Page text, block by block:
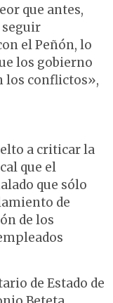
que antes,
seguir
el Peñón, lo
los gobierno
los conflictos»,
a criticar la
que el
que sólo
de
de los
de Estado de